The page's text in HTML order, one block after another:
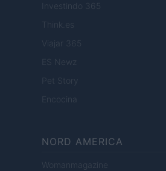
Investindo 365
Think.es
Viajar 365
ES Newz
Pet Story
Encocina
NORD AMERICA
Womanmagazine